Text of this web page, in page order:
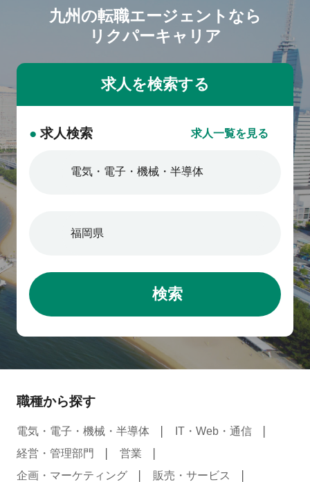
九州の転職エージェントなら
リクパーキャリア
● 求人検索 求人一覧を見る
検索
職種から探す
電気・電子・機械・半導体
IT・Web・通信
経営・管理部門
営業
企画・マーケティング
販売・サービス